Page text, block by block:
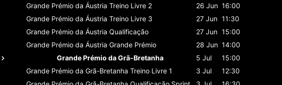
Grande Prémio da Áustria Treino Livre 2 26 Jun 16:00
Grande Prémio da Áustria Treino Livre 3 27 Jun 11:30
Grande Prémio da Áustria Qualificação 27 Jun 15:00
Grande Prémio da Áustria Grande Prémio 28 Jun 14:00
Grande Prémio da Grã-Bretanha
5 Jul
15:00
Grande Prémio da Grã-Bretanha Treino Livre 1 3 Jul
12:30